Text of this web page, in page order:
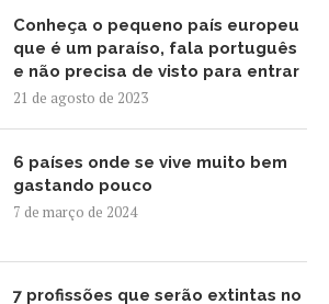
Conheça o pequeno país europeu
que é um paraíso, fala português
e não precisa de visto para entrar
21 de agosto de 2023
6 países onde se vive muito bem
gastando pouco
7 de março de 2024
7 profissões que serão extintas no